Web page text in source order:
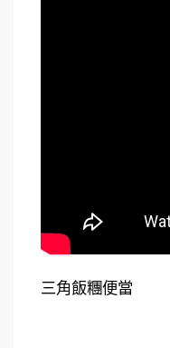
三角飯糰便當